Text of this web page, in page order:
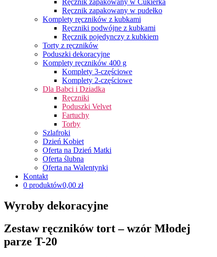
Ręcznik zapakowany w Cukierka
Ręcznik zapakowany w pudełko
Komplety ręczników z kubkami
Ręczniki podwójne z kubkami
Ręcznik pojedynczy z kubkiem
Torty z ręczników
Poduszki dekoracyjne
Komplety ręczników 400 g
Komplety 3-częściowe
Komplety 2-częściowe
Dla Babci i Dziadka
Ręczniki
Poduszki Velvet
Fartuchy
Torby
Szlafroki
Dzień Kobiet
Oferta na Dzień Matki
Oferta ślubna
Oferta na Walentynki
Kontakt
0 produktów0,00 zł
Wyroby dekoracyjne
Zestaw ręczników tort – wzór Młodej
parze T-20